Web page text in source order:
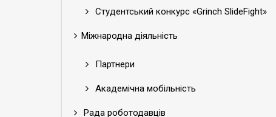
Студентський конкурс «Grinch SlideFight»
Міжнародна діяльність
Партнери
Академічна мобільність
Рада роботодавців